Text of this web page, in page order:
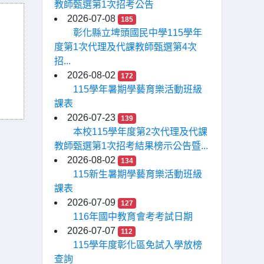
教師甄選第1次招考公告
2026-07-08
185
彰化縣立埤頭國民中學115學年
度第1次代理及代課教師甄選第4次
招...
2026-08-02
172
115學年暑期學藝育樂活動班級
課表
2026-07-23
139
本校115學年度第2次代理及代課
教師甄選第1次招考結果榜示公告暨...
2026-08-02
134
115新生暑期學藝育樂活動班級
課表
2026-07-09
127
116年國中教育會考考試日期
2026-07-07
112
115學年度彰化區免試入學放榜
查詢